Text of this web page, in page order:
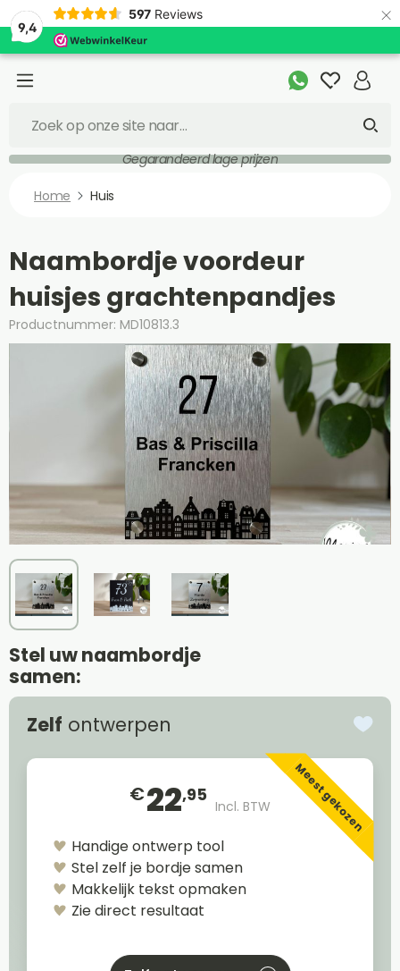
9,4
597 Reviews ×
Gegarandeerd lage prijzen
Home Huis
Naambordje voordeur
huisjes grachtenpandjes
Productnummer: MD10813.3
Stel uw naambordje
samen:
Zelf ontwerpen
€22,95
Incl. BTW Meest gekozen
Handige ontwerp tool
Stel zelf je bordje samen
Makkelijk tekst opmaken
Zie direct resultaat